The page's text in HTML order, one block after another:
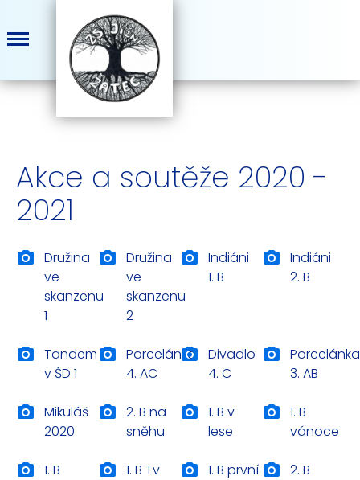
Akce a soutěže 2020 -
2021
Družina
ve
skanzenu
1
Družina
ve
skanzenu
2
Indiáni
1. B
Indiáni
2. B
Tandem
v ŠD 1
Porcelánka
4. AC
Divadlo
4. C
Porcelánka
3. AB
Mikuláš
2020
2. B na
sněhu
1. B v
lese
1. B
vánoce
1. B
1. B Tv
1. B první
2. B